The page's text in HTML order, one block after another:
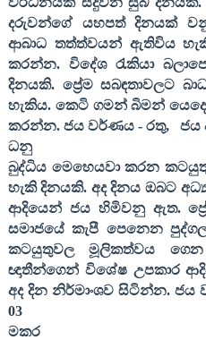
දරුවන්ගේ යහපත් දිනයක් වනු
ආබාධ තත්ත්වයන් ඇතිවිය
කරන්න. විදේශ රැකියා
දිනයකි. ප්‍රේම සබඳතාවලට
හැකිය. කෙටි ගමන් බිමන්
කරන්න. ජය වර්ණය - රතු, ජය
ධනු
බුද්ධිය මෙහෙයවා කරන
හැකි දිනයකි. අද දිනය ඔබට
ආදියෙන් ජය හිමිවනු ඇත.
සමාජයේ කැපී පෙනෙන
කටයුතුවල මූලිකත්වය
ඥාතීන්ගෙන් විශේෂ උපකාර
අද දින නිර්මාංශව සිටින්න.
03
මකර